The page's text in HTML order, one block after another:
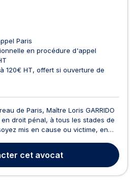
Paris
en procédure d'appel
120€ HT, offert si ouverture de
de Paris, Maître Loris GARRIDO
droit pénal, à tous les stades de
mis en cause ou victime, en
ou la cour d’assises. Il prend
(gar...cet avocat